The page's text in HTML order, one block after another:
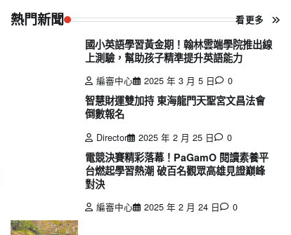
熱門新聞 看更多
國小英語學習黃金期！翰林雲端學院推出線
上測驗，幫助孩子精準提升英語能力
編審中心 2025 年 3 月 5 日 0
智慧財運雙加持 東海龍門天聖宮文昌法會
倒數報名
Director 2025 年 2 月 25 日 0
電競決賽精彩落幕！PaGamO 閱讀素養平
台燃起學習熱潮 破百名觀眾高雄見證巔峰
對決
編審中心 2025 年 2 月 24 日 0